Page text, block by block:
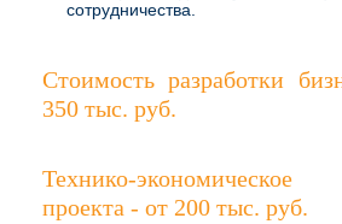
сотрудничества.
Стоимость разработки
350 тыс. руб.
Технико-
проекта - от 200 тыс. руб.